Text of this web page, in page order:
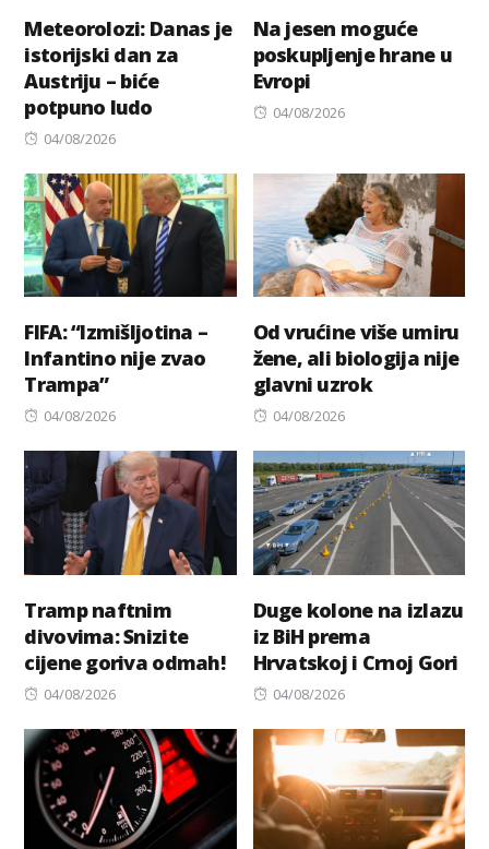
Meteorolozi: Danas je
istorijski dan za
Austriju – biće
potpuno ludo
Posted
04/08/2026
Na jesen moguće
poskupljenje hrane u
Evropi
Posted
04/08/2026
FIFA: “Izmišljotina –
Infantino nije zvao
Trampa”
Posted
04/08/2026
Od vrućine više umiru
žene, ali biologija nije
glavni uzrok
Posted
04/08/2026
Tramp naftnim
divovima: Snizite
cijene goriva odmah!
Posted
04/08/2026
Duge kolone na izlazu
iz BiH prema
Hrvatskoj i Crnoj Gori
Posted
04/08/2026